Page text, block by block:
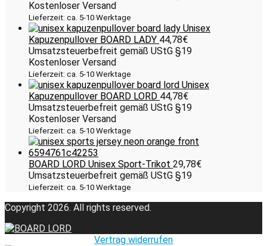
Kostenloser Versand
Lieferzeit: ca. 5-10 Werktage
Unisex
Kapuzenpullover BOARD LADY 44,78€
Umsatzsteuerbefreit gemäß UStG §19
Kostenloser Versand
Lieferzeit: ca. 5-10 Werktage
Unisex
Kapuzenpullover BOARD LORD 44,78€
Umsatzsteuerbefreit gemäß UStG §19
Kostenloser Versand
Lieferzeit: ca. 5-10 Werktage
BOARD LORD Unisex Sport-Trikot 29,78€
Umsatzsteuerbefreit gemäß UStG §19
Lieferzeit: ca. 5-10 Werktage
Copyright 2026. All rights reserved.
Vertrag widerrufen